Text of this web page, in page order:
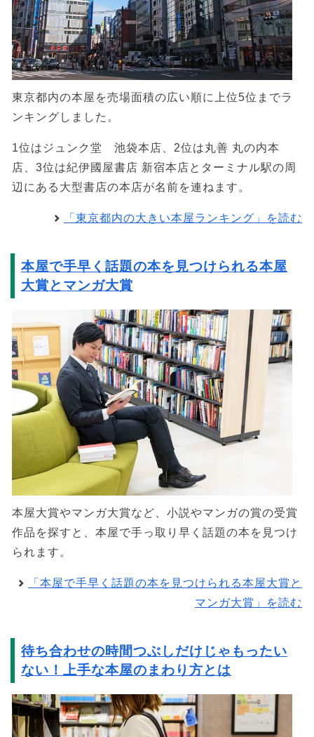
東京都内の本屋を売場面積の広い順に上位5位までラ
ンキングしました。
1位はジュンク堂 池袋本店、2位は丸善 丸の内本
店、3位は紀伊國屋書店 新宿本店とターミナル駅の周
辺にある大型書店の本店が名前を連ねます。
「東京都内の大きい本屋ランキング」を読む
本屋で手早く話題の本を見つけられる本屋
大賞とマンガ大賞
本屋大賞やマンガ大賞など、小説やマンガの賞の受賞
作品を探すと、本屋で手っ取り早く話題の本を見つけ
られます。
「本屋で手早く話題の本を見つけられる本屋大賞と
マンガ大賞」を読む
待ち合わせの時間つぶしだけじゃもったい
ない！上手な本屋のまわり方とは